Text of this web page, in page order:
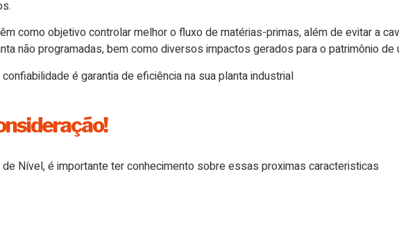
como objetivo controlar melhor o fluxo de matérias-primas, além de evitar a
não programadas, bem como diversos impactos gerados para o patrimônio de
é garantia de eficiência na sua planta industrial
Nível, é importante ter conhecimento sobre essas proximas caracteristicas